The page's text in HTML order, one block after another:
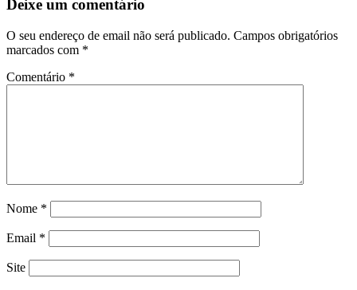
Deixe um comentário
O seu endereço de email não será publicado. Campos obrigatórios
marcados com *
Comentário *
Nome *
Email *
Site